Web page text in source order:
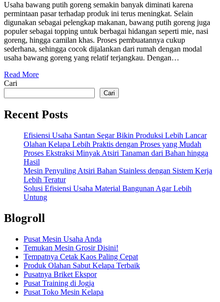
Usaha bawang putih goreng semakin banyak diminati karena
permintaan pasar terhadap produk ini terus meningkat. Selain
digunakan sebagai pelengkap makanan, bawang putih goreng juga
populer sebagai topping untuk berbagai hidangan seperti mie, nasi
goreng, hingga camilan khas. Proses pembuatannya cukup
sederhana, sehingga cocok dijalankan dari rumah dengan modal
usaha bawang goreng yang relatif terjangkau. Dengan…
Read More
Cari
Cari
Recent Posts
Efisiensi Usaha Santan Segar Bikin Produksi Lebih Lancar
Olahan Kelapa Lebih Praktis dengan Proses yang Mudah
Proses Ekstraksi Minyak Atsiri Tanaman dari Bahan hingga
Hasil
Mesin Penyuling Atsiri Bahan Stainless dengan Sistem Kerja
Lebih Teratur
Solusi Efisiensi Usaha Material Bangunan Agar Lebih
Untung
Blogroll
Pusat Mesin Usaha Anda
Temukan Mesin Grosir Disini!
Tempatnya Cetak Kaos Paling Cepat
Produk Olahan Sabut Kelapa Terbaik
Pusatnya Briket Ekspor
Pusat Training di Jogja
Pusat Toko Mesin Kelapa